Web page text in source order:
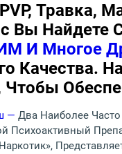
Травка,
Вы
И Многое
Качества.
— Два Наиболее
Психоактивный